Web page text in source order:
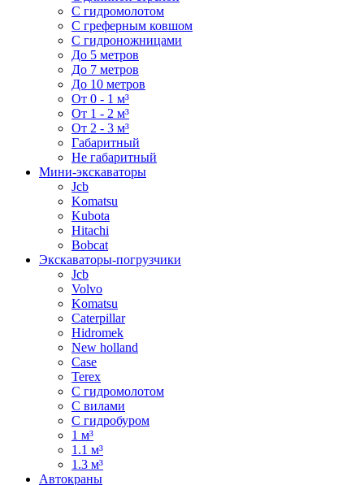
С гидромолотом
С греферным ковшом
С гидроножницами
До 5 метров
До 7 метров
До 10 метров
От 0 - 1 м³
От 1 - 2 м³
От 2 - 3 м³
Габаритный
Не габаритный
Мини-экскаваторы
Jcb
Komatsu
Kubota
Hitachi
Bobcat
Экскаваторы-погрузчики
Jcb
Volvo
Komatsu
Caterpillar
Hidromek
New holland
Case
Terex
С гидромолотом
С вилами
С гидробуром
1 м³
1.1 м³
1.3 м³
Автокраны